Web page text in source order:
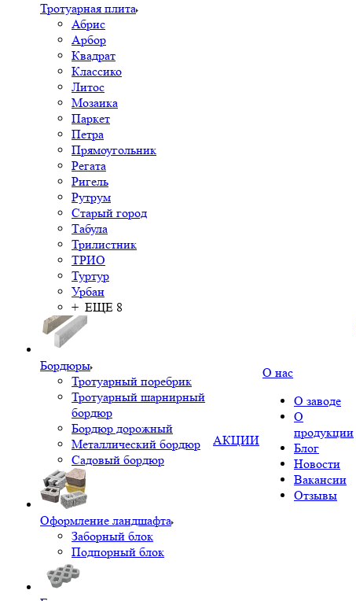
Тротуарная плита
Абрис
Арбор
Квадрат
Классико
Литос
Мозаика
Паркет
Петра
Прямоугольник
Регата
Ригель
Рутрум
Старый город
Табула
Трилистник
ТРИО
Туртур
Урбан
+ ЕЩЕ 8
Бордюры
Тротуарный поребрик
Тротуарный шарнирный
бордюр
Бордюр дорожный
Металлический бордюр
Садовый бордюр
Оформление ландшафта
Заборный блок
Подпорный блок
АКЦИИ
О нас
О заводе
О
продукции
Блог
Новости
Вакансии
Отзывы